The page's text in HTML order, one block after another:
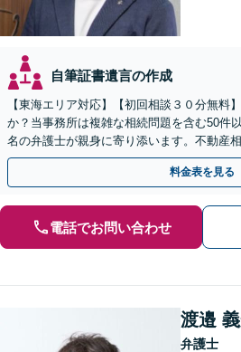
自筆証書遺言の作成
【東海エリア対応】【初回相談３０分無料
か？当事務所は複雑な相続問題を含む50件
名の弁護士が親身に寄り添います。不動産
かりやすく解説。WEB相談可能。LINE予約
料金表を見る
電話でお問い合わせ
渡邉
弁護士